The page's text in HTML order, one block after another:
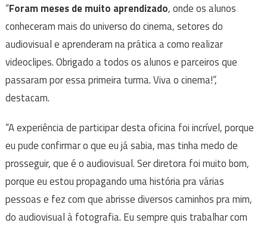
“Foram meses de muito aprendizado, onde os alunos
conheceram mais do universo do cinema, setores do
audiovisual e aprenderam na prática a como realizar
videoclipes. Obrigado a todos os alunos e parceiros que
passaram por essa primeira turma. Viva o cinema!”,
destacam.
“A experiência de participar desta oficina foi incrível, porque
eu pude confirmar o que eu já sabia, mas tinha medo de
prosseguir, que é o audiovisual. Ser diretora foi muito bom,
porque eu estou propagando uma história pra várias
pessoas e fez com que abrisse diversos caminhos pra mim,
do audiovisual à fotografia. Eu sempre quis trabalhar com